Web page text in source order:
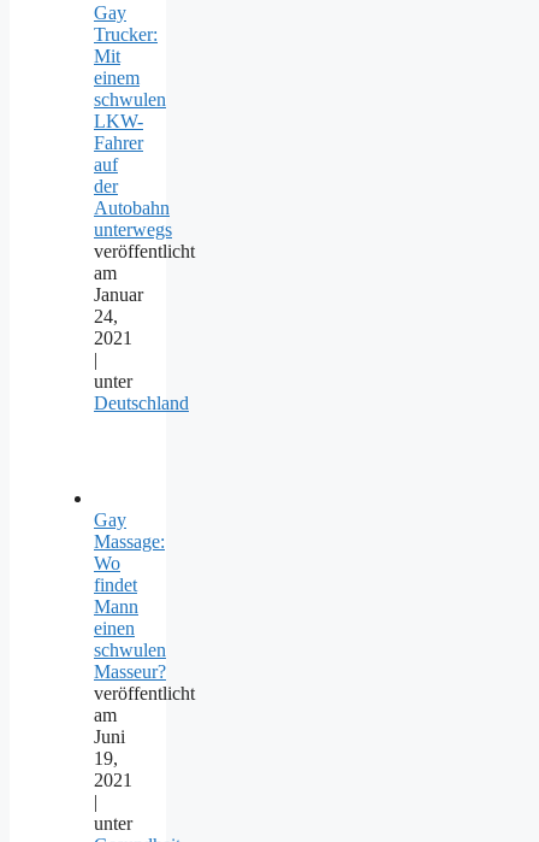
Gay
Trucker:
Mit
einem
schwulen
LKW-
Fahrer
auf
der
Autobahn
unterwegs
veröffentlicht
am
Januar
24,
2021
|
unter
Deutschland
Gay
Massage:
Wo
findet
Mann
einen
schwulen
Masseur?
veröffentlicht
am
Juni
19,
2021
|
unter